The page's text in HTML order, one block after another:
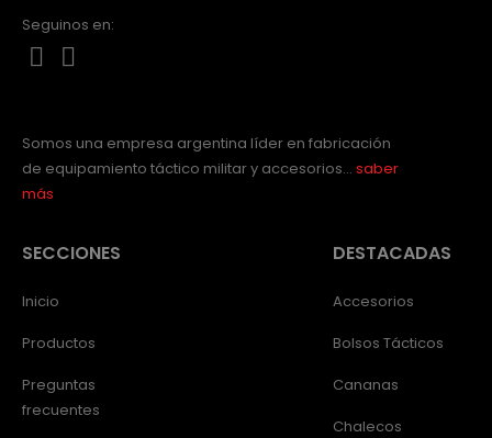
Seguinos en:
Somos una empresa argentina líder en fabricación
de equipamiento táctico militar y accesorios… saber
más
SECCIONES
Inicio
Productos
Preguntas
frecuentes
DESTACADAS
Accesorios
Bolsos Tácticos
Cananas
Chalecos